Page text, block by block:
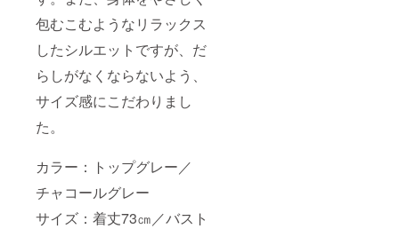
包むこむようなリラックス
したシルエットですが、だ
らしがなくならないよう、
サイズ感にこだわりまし
た。
カラー：トップグレー／
チャコールグレー
サイズ：着丈73㎝／バスト